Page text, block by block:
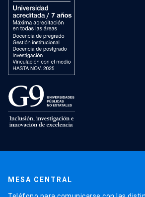
MESA CENTRAL